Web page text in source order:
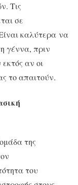
Τις
σε
καλύτερα να
γέννα, πριν
αν οι
το απαιτούν.
της
του